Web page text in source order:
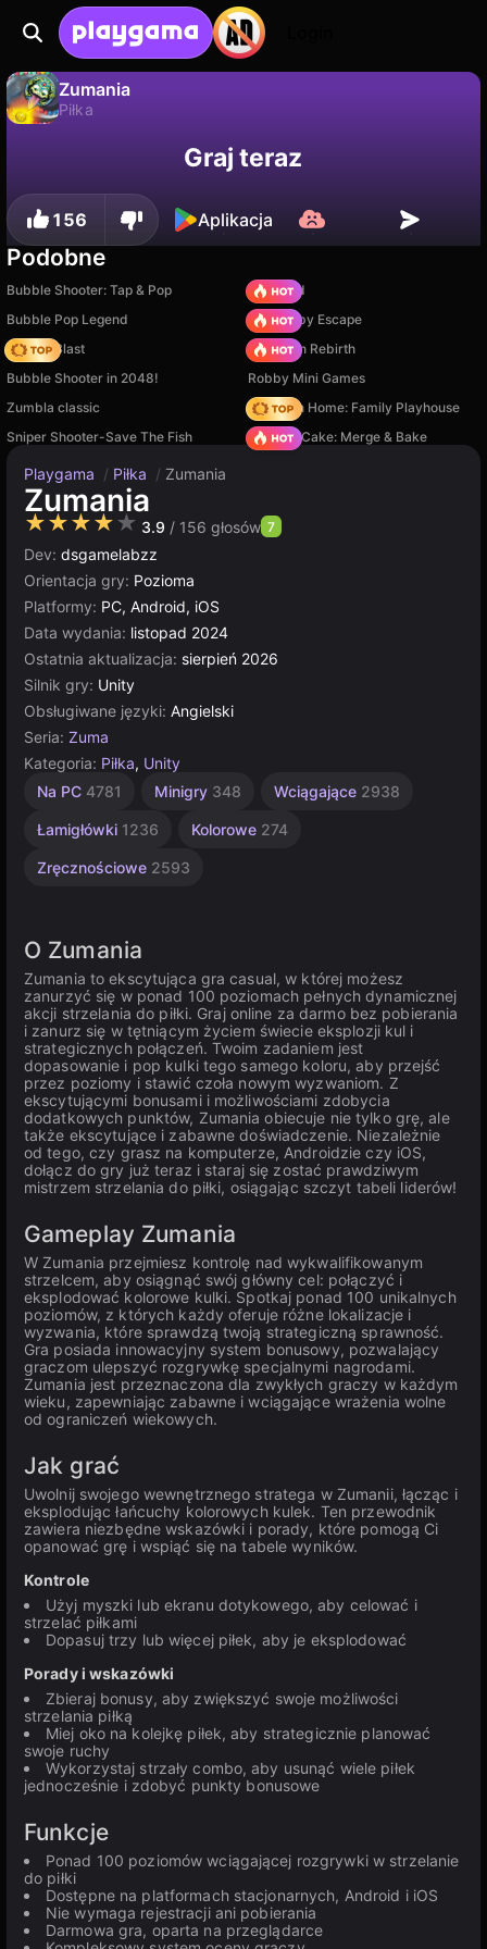
Zumania
Piłka
Zapisz postępy! Nie
Graj teraz
156 Aplikacja
Podobne
Bubble Shooter: Tap & Pop
TB World
Bubble Pop Legend
Your Obby Escape
Bubble Blast
Stickman Rebirth
Bubble Shooter in 2048!
Robby Mini Games
Zumbla classic
My Town Home: Family Playhouse
Sniper Shooter-Save The Fish
Piece of Cake: Merge & Bake
Playgama / Piłka / Zumania
Zumania
★★★★★ 3.9 / 156 głosów 7
Dev: dsgamelabzz
Orientacja gry: Pozioma
Platformy: PC, Android, iOS
Data wydania: listopad 2024
Ostatnia aktualizacja: sierpień 2026
Silnik gry: Unity
Obsługiwane języki: Angielski
Seria: Zuma
Kategoria: Piłka, Unity
Na PC 4781 Minigry 348 Wciągające 2938
Łamigłówki 1236 Kolorowe 274
Zręcznościowe 2593
Komputerowe
Jednoosobowe
Multiplayer
Unity
3174
O Zumania
Zumania to ekscytująca gra casual, w której możesz
zanurzyć się w ponad 100 poziomach pełnych dynamicznej
akcji strzelania do piłki. Graj online za darmo bez pobierania
i zanurz się w tętniącym życiem świecie eksplozji kul i
strategicznych połączeń. Twoim zadaniem jest
dopasowanie i pop kulki tego samego koloru, aby przejść
przez poziomy i stawić czoła nowym wyzwaniom. Z
ekscytującymi bonusami i możliwościami zdobycia
dodatkowych punktów, Zumania obiecuje nie tylko grę, ale
także ekscytujące i zabawne doświadczenie. Niezależnie
od tego, czy grasz na komputerze, Androidzie czy iOS,
dołącz do gry już teraz i staraj się zostać prawdziwym
mistrzem strzelania do piłki, osiągając szczyt tabeli liderów!
Gameplay Zumania
W Zumania przejmiesz kontrolę nad wykwalifikowanym
strzelcem, aby osiągnąć swój główny cel: połączyć i
eksplodować kolorowe kulki. Spotkaj ponad 100 unikalnych
poziomów, z których każdy oferuje różne lokalizacje i
wyzwania, które sprawdzą twoją strategiczną sprawność.
Gra posiada innowacyjny system bonusowy, pozwalający
graczom ulepszyć rozgrywkę specjalnymi nagrodami.
Zumania jest przeznaczona dla zwykłych graczy w każdym
wieku, zapewniając zabawne i wciągające wrażenia wolne
od ograniczeń wiekowych.
Jak grać
Uwolnij swojego wewnętrznego stratega w Zumanii, łącząc i
eksplodując łańcuchy kolorowych kulek. Ten przewodnik
zawiera niezbędne wskazówki i porady, które pomogą Ci
opanować grę i wspiąć się na tabele wyników.
Kontrole
Użyj myszki lub ekranu dotykowego, aby celować i
strzelać piłkami
Dopasuj trzy lub więcej piłek, aby je eksplodować
Porady i wskazówki
Zbieraj bonusy, aby zwiększyć swoje możliwości
strzelania piłką
Miej oko na kolejkę piłek, aby strategicznie planować
swoje ruchy
Wykorzystaj strzały combo, aby usunąć wiele piłek
jednocześnie i zdobyć punkty bonusowe
Funkcje
Ponad 100 poziomów wciągającej rozgrywki w strzelanie
do piłki
Dostępne na platformach stacjonarnych, Android i iOS
Nie wymaga rejestracji ani pobierania
Darmowa gra, oparta na przeglądarce